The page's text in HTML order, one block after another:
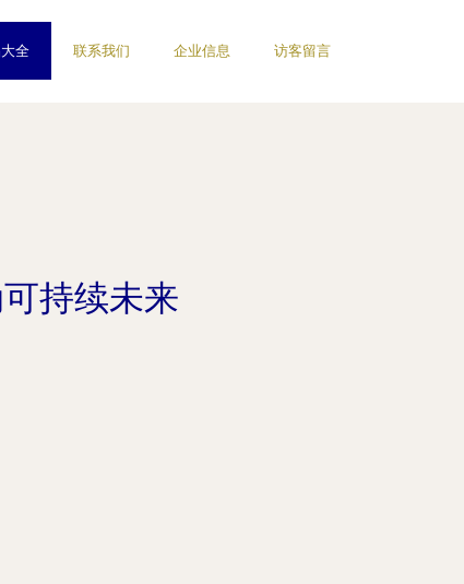
全 联系我们 企业信息 访客留言
持续未来